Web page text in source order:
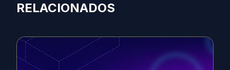
RELACIONADOS